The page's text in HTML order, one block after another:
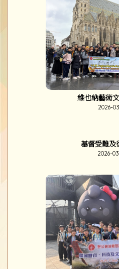
第二學段
2026-
English Drama -
2026-